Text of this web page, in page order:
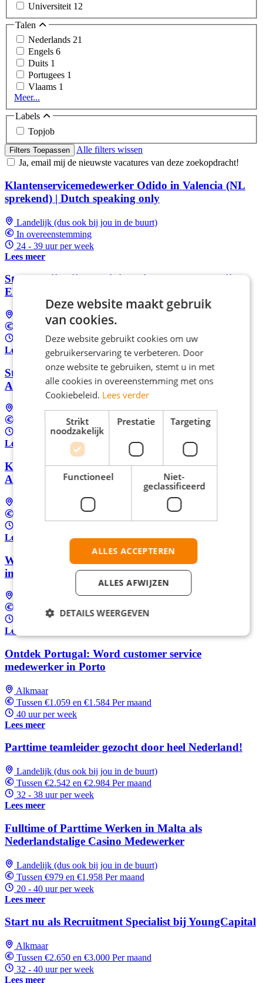
Universiteit 12
Talen
Nederlands 21
Engels 6
Duits 1
Portugees 1
Vlaams 1
Meer...
Labels
Topjob
Filters Toepassen
Alle filters wissen
Ja, email mij de nieuwste vacatures van deze zoekopdracht!
Klantenservicemedewerker Odido in Valencia (NL
sprekend) | Dutch speaking only
Landelijk (dus ook bij jou in de buurt)
In overeenstemming
24 - 39 uur per week
Lees meer
Start als tijdelijk administratief medewerker bij
ERIKS in Alkmaar
Alkmaar
In overeenstemming
32 - 40 uur per week
Lees meer
Start jouw carrière als Klantadviseur bij TCS in
Alkmaar
Alkmaar
Tussen €2.800 en €3.500 Per maand
28 - 40 uur per week
Lees meer
Klantadviseur Levensverzekeringen bij TCS in
Alkmaar
Tussen €2.800 en €3.500 Per maand
Lees meer
Word Klantadviseur Levensverzekeringen bij TCS
in Alkmaar
Tussen €2.800 en €3.400 Per maand
28 - 40 uur per week
Lees meer
Ontdek Portugal: Word customer service
medewerker in Porto
Alkmaar
Tussen €1.059 en €1.584 Per maand
40 uur per week
Lees meer
Parttime teamleider gezocht door heel Nederland!
Landelijk (dus ook bij jou in de buurt)
Tussen €2.542 en €2.984 Per maand
32 - 38 uur per week
Lees meer
Fulltime of Parttime Werken in Malta als
Nederlandstalige Casino Medewerker
Landelijk (dus ook bij jou in de buurt)
Tussen €979 en €1.958 Per maand
20 - 40 uur per week
Lees meer
Start nu als Recruitment Specialist bij YoungCapital
Alkmaar
Tussen €2.650 en €3.000 Per maand
32 - 40 uur per week
Lees meer
Deze website maakt gebruik
van cookies.
Deze website gebruikt cookies om uw
gebruikerservaring te verbeteren. Door
onze website te gebruiken, stemt u in met
alle cookies in overeenstemming met ons
Cookiebeleid. Lees verder
Strikt
noodzakelijk
Prestatie Targeting
Functioneel
Niet-
geclassificeerd
ALLES ACCEPTEREN
ALLES AFWIJZEN
DETAILS WEERGEVEN